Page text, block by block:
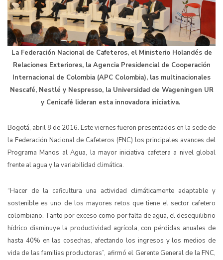
La Federación Nacional de Cafeteros, el Ministerio Holandés de
Relaciones Exteriores, la Agencia Presidencial de Cooperación
Internacional de Colombia (APC Colombia), las multinacionales
Nescafé, Nestlé y Nespresso, la Universidad de Wageningen UR
y Cenicafé lideran esta innovadora iniciativa.
Bogotá, abril 8 de 2016. Este viernes fueron presentados en la sede de
la Federación Nacional de Cafeteros (FNC) los principales avances del
Programa Manos al Agua, la mayor iniciativa cafetera a nivel global
frente al agua y la variabilidad climática.
“Hacer de la caficultura una actividad climáticamente adaptable y
sostenible es uno de los mayores retos que tiene el sector cafetero
colombiano. Tanto por exceso como por falta de agua, el desequilibrio
hídrico disminuye la productividad agrícola, con pérdidas anuales de
hasta 40% en las cosechas, afectando los ingresos y los medios de
vida de las familias productoras”, afirmó el Gerente General de la FNC,